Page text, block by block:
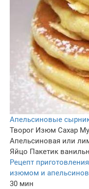
Апельсиновые
Творог Изюм Сахар
Апельсиновая или
Яйцо Пакетик
Рецепт
изюмом и
30 мин